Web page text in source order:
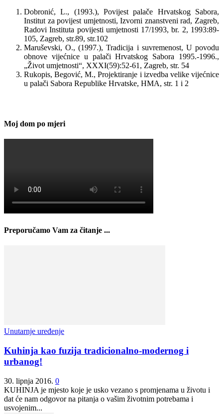
Dobronić, L., (1993.), Povijest palače Hrvatskog Sabora,
Institut za povijest umjetnosti, Izvorni znanstveni rad, Zagreb,
Radovi Instituta povijesti umjetnosti 17/1993, br. 2, 1993:89-
105, Zagreb, str.89, str.102
Maruševski, O., (1997.), Tradicija i suvremenost, U povodu
obnove vijećnice u palači Hrvatskog Sabora 1995.-1996.,
„Život umjetnosti“, XXXI(59):52-61, Zagreb, str. 54
Rukopis, Begović, M., Projektiranje i izvedba velike vijećnice
u palači Sabora Republike Hrvatske, HMA, str. 1 i 2
Moj dom po mjeri
Preporučamo Vam za čitanje ...
Unutarnje uređenje
Kuhinja kao fuzija tradicionalno-modernog i
urbanog!
30. lipnja 2016. 0
KUHINJA je mjesto koje je usko vezano s promjenama u životu i
dat će nam odgovor na pitanja o vašim životnim potrebama i
usvojenim...